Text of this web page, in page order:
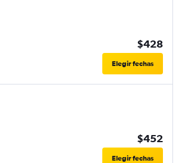
$428
Elegir fechas
$452
Elegir fechas